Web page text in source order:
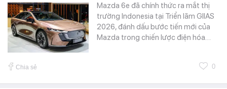
Mazda 6e đã chính thức ra mắt thị
trường Indonesia tại Triển lãm GIIAS
2026, đánh dấu bước tiến mới của
Mazda trong chiến lược điện hóa…
Chia sẻ 0